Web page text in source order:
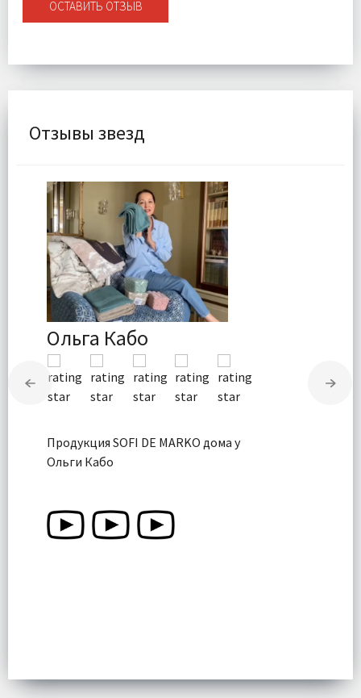
ОСТАВИТЬ ОТЗЫВ
Отзывы звезд
Ольга Кабо
Продукция SOFI DE MARKO дома у
Ольги Кабо